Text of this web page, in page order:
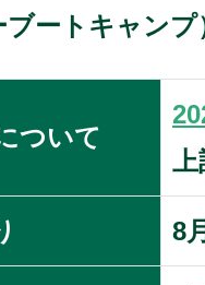
ブートキャン
ついて
上
8